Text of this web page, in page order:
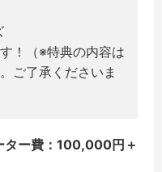
！（※特典の内容は
ご了承くださいま
ター費：100,000円＋